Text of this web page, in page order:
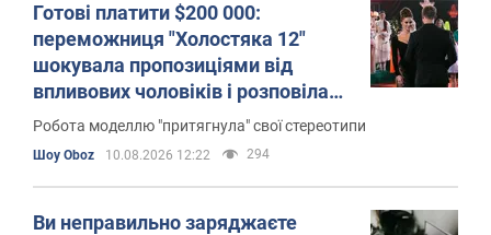
Готові платити $200 000:
переможниця "Холостяка 12"
шокувала пропозиціями від
впливових чоловіків і розповіла
про нового коханого-співака
Робота моделлю "притягнула" свої стереотипи
Шоу Oboz 10.08.2026 12:22 294
Ви неправильно заряджаєте